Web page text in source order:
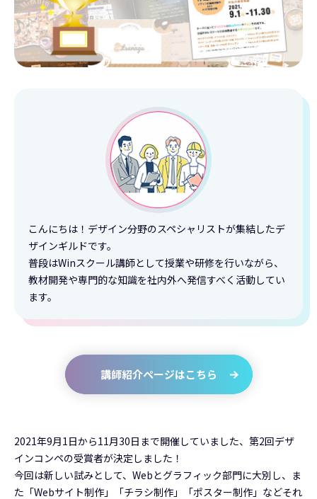
こんにちは！デザイン分野のスペシャリストが集結したデ
ザインギルドです。
普段はWinスクール講師として授業や研修を行いながら、
教材開発や専門的な知識を社内外へ発信すべく活動してい
ます。
講師紹介ページはこちら
2021年9月1日から11月30日まで開催していました、第2回デザ
インコンペの受賞者が決定しました！
今回は新しい試みとして、Webとグラフィック部門に大別し、ま
た「Webサイト制作」「チラシ制作」「ポスター制作」などそれ